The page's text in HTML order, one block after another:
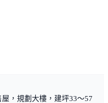
，規劃大樓，建坪33～57